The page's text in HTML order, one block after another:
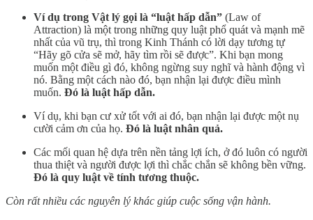
Ví dụ trong Vật lý gọi là “luật hấp dẫn” (Law of
Attraction) là một trong những quy luật phổ quát và mạnh mẽ
nhất của vũ trụ, thì trong Kinh Thánh có lời dạy tương tự
“Hãy gõ cửa sẽ mở, hãy tìm rồi sẽ được”. Khi bạn mong
muốn một điều gì đó, không ngừng suy nghĩ và hành động vì
nó. Bằng một cách nào đó, bạn nhận lại được điều mình
muốn. Đó là luật hấp dẫn.
Ví dụ, khi bạn cư xử tốt với ai đó, bạn nhận lại được một nụ
cười cảm ơn của họ. Đó là luật nhân quả.
Các mối quan hệ dựa trên nền tảng lợi ích, ở đó luôn có người
thua thiệt và người được lợi thì chắc chắn sẽ không bền vững.
Đó là quy luật về tính tương thuộc.
Còn rất nhiều các nguyên lý khác giúp cuộc sống vận hành.